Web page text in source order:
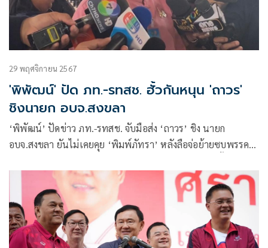
29 พฤศจิกายน 2567
'พิพัฒน์' ปัด ภท.-รทสช. ฮั้วกันหนุน 'ถาวร'
ชิงนายก อบจ.สงขลา
‘พิพัฒน์’ ปัดข่าว ภท.-รทสช. จับมือส่ง ‘ถาวร’ ชิง นายก
อบจ.สงขลา ยันไม่เคยคุย ‘พิมพ์ภัทรา’ หลังลือจ่อย้ายซบพรรค